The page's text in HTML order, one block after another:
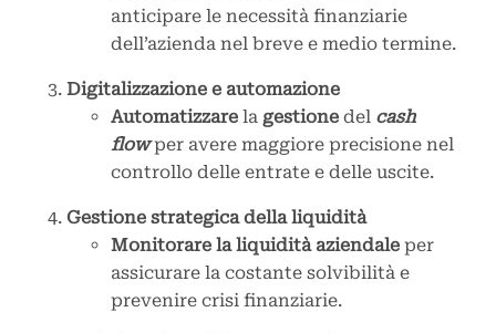
anticipare le necessità finanziarie
dell’azienda nel breve e medio termine.
Digitalizzazione e automazione
Automatizzare la gestione del cash
flowper avere maggiore precisione nel
controllo delle entrate e delle uscite.
Gestione strategica della liquidità
Monitorare la liquidità aziendale per
assicurare la costante solvibilità e
prevenire crisi finanziarie.